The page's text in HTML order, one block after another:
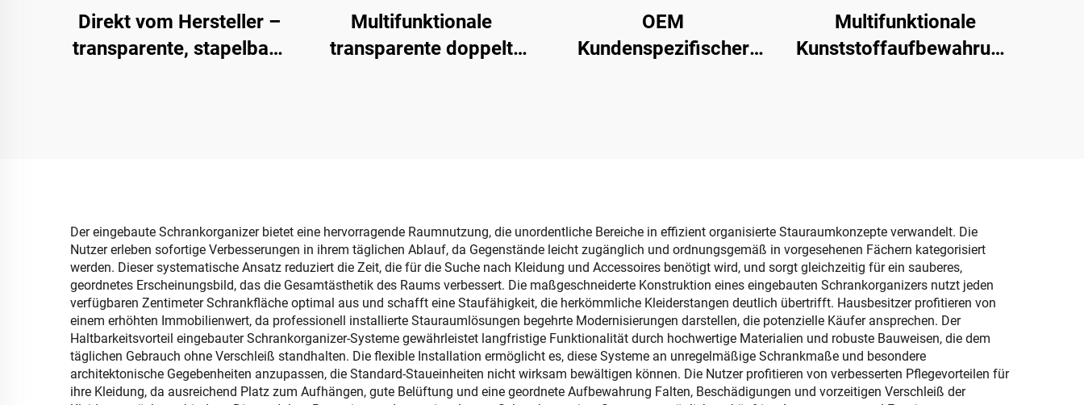
Direkt vom Hersteller –
transparente, stapelbare
Multifunktionale
transparente doppelt
OEM
Kundenspezifischer
Großhandel
Multifunktionale
Kunststoffaufbewahrungsbox,
Der eingebaute Schrankorganizer bietet eine hervorragende Raumnutzung, die unordentliche Bereiche in effizient organisierte Stauraumkonzepte verwandelt. Die
Nutzer erleben sofortige Verbesserungen in ihrem täglichen Ablauf, da Gegenstände leicht zugänglich und ordnungsgemäß in vorgesehenen Fächern kategorisiert
werden. Dieser systematische Ansatz reduziert die Zeit, die für die Suche nach Kleidung und Accessoires benötigt wird, und sorgt gleichzeitig für ein sauberes,
geordnetes Erscheinungsbild, das die Gesamtästhetik des Raums verbessert. Die maßgeschneiderte Konstruktion eines eingebauten Schrankorganizers nutzt jeden
verfügbaren Zentimeter Schrankfläche optimal aus und schafft eine Staufähigkeit, die herkömmliche Kleiderstangen deutlich übertrifft. Hausbesitzer profitieren von
einem erhöhten Immobilienwert, da professionell installierte Stauraumlösungen begehrte Modernisierungen darstellen, die potenzielle Käufer ansprechen. Der
Haltbarkeitsvorteil eingebauter Schrankorganizer-Systeme gewährleistet langfristige Funktionalität durch hochwertige Materialien und robuste Bauweisen, die dem
täglichen Gebrauch ohne Verschleiß standhalten. Die flexible Installation ermöglicht es, diese Systeme an unregelmäßige Schrankmaße und besondere
architektonische Gegebenheiten anzupassen, die Standard-Staueinheiten nicht wirksam bewältigen können. Die Nutzer profitieren von verbesserten Pflegevorteilen für
ihre Kleidung, da ausreichend Platz zum Aufhängen, gute Belüftung und eine geordnete Aufbewahrung Falten, Beschädigungen und vorzeitigen Verschleiß der